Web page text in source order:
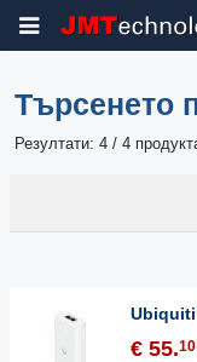
Търсенето
Резултати: 4 / 4
Ubiquiti
€ 55.10